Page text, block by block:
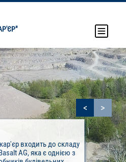
< >
входить до складу
AG, яка є однією з